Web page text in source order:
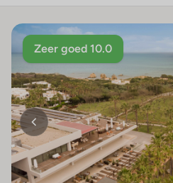
Zeer goed 10.0